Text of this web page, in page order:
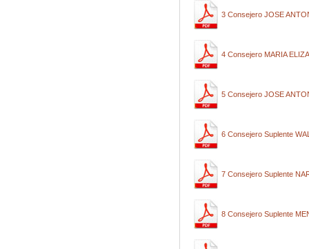
3 Consejero JOSE
4 Consejero MARIA
5 Consejero JOSE
6 Consejero Suplente
7 Consejero Suplente
8 Consejero Suplente